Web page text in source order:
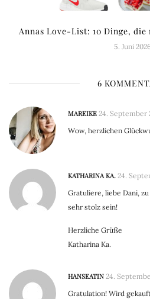
Annas Love-List: 10 Dinge,
5. Juni
6
MAREIKE 24. September
Wow, herzlichen
KATHARINA KA. 24.
Gratuliere, liebe Dani,
sehr stolz sein!
Herzliche Grüße
Katharina Ka.
HANSEATIN 24.
Gratulation! Wird